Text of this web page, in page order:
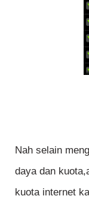
Nah selain
daya dan
kuota internet